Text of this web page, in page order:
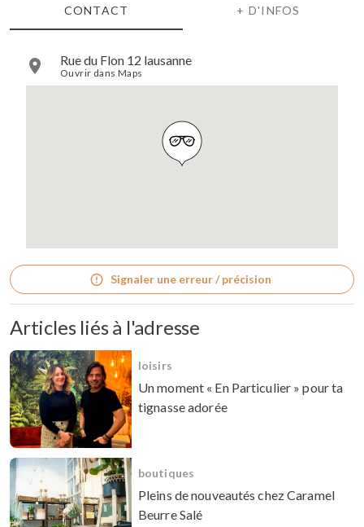
CONTACT + D'INFOS
Rue du Flon 12 lausanne
Ouvrir dans Maps
Signaler une erreur / précision
Articles liés à l'adresse
loisirs
Un moment « En Particulier » pour ta
tignasse adorée
boutiques
Pleins de nouveautés chez Caramel
Beurre Salé